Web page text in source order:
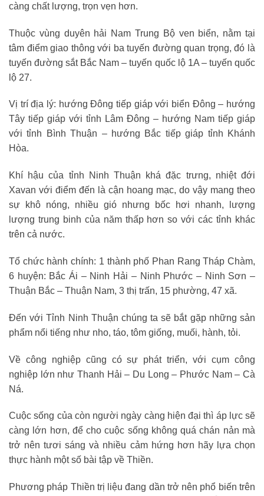
càng chất lượng, trọn vẹn hơn.
Thuộc vùng duyên hải Nam Trung Bộ ven biển, nằm tại
tâm điểm giao thông với ba tuyến đường quan trọng, đó là
tuyến đường sắt Bắc Nam – tuyến quốc lộ 1A – tuyến quốc
lộ 27.
Vị trí địa lý: hướng Đông tiếp giáp với biển Đông – hướng
Tây tiếp giáp với tỉnh Lâm Đông – hướng Nam tiếp giáp
với tỉnh Bình Thuận – hướng Bắc tiếp giáp tỉnh Khánh
Hòa.
Khí hậu của tỉnh Ninh Thuận khá đặc trưng, nhiệt đới
Xavan với điểm đến là cận hoang mạc, do vậy mang theo
sự khô nóng, nhiều gió nhưng bốc hơi nhanh, lượng
lượng trung binh của năm thấp hơn so với các tỉnh khác
trên cả nước.
Tổ chức hành chính: 1 thành phố Phan Rang Tháp Chàm,
6 huyện: Bắc Ái – Ninh Hải – Ninh Phước – Ninh Sơn –
Thuận Bắc – Thuận Nam, 3 thị trấn, 15 phường, 47 xã.
Đến với Tỉnh Ninh Thuận chúng ta sẽ bắt gặp những sản
phẩm nổi tiếng như nho, táo, tôm giống, muối, hành, tỏi.
Về công nghiệp cũng có sự phát triển, với cụm công
nghiệp lớn như Thanh Hải – Du Long – Phước Nam – Cà
Ná.
Cuộc sống của còn người ngày càng hiện đại thì áp lực sẽ
càng lớn hơn, để cho cuộc sống không quá chán nản mà
trở nên tươi sáng và nhiều cảm hứng hơn hãy lựa chọn
thực hành một số bài tập về Thiền.
Phương pháp Thiền trị liệu đang dần trở nên phổ biến trên